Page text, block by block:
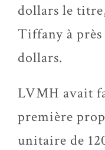
dollars le
Tiffany à
dollars.
LVMH avait
première
unitaire de